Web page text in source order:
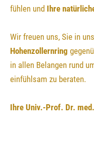
fühlen und Ihre
Wir freuen uns, Sie in
Hohenzollernring
in allen Belangen rund
einfühlsam zu beraten.
Ihre Univ.-Prof. Dr.